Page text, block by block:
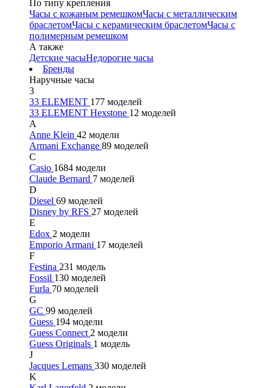
По типу крепления
Часы с кожаным ремешкомЧасы с металлическим
браслетомЧасы с керамическим браслетомЧасы с
полимерным ремешком
А также
Детские часыНедорогие часы
Бренды
Наручные часы
3
33 ELEMENT 177 моделей
33 ELEMENT Hexstone 12 моделей
A
Anne Klein 42 модели
Armani Exchange 89 моделей
C
Casio 1684 модели
Claude Bernard 7 моделей
D
Diesel 69 моделей
Disney by RFS 27 моделей
E
Edox 2 модели
Emporio Armani 17 моделей
F
Festina 231 модель
Fossil 130 моделей
Furla 70 моделей
G
GC 99 моделей
Guess 194 модели
Guess Connect 2 модели
Guess Originals 1 модель
J
Jacques Lemans 330 моделей
K